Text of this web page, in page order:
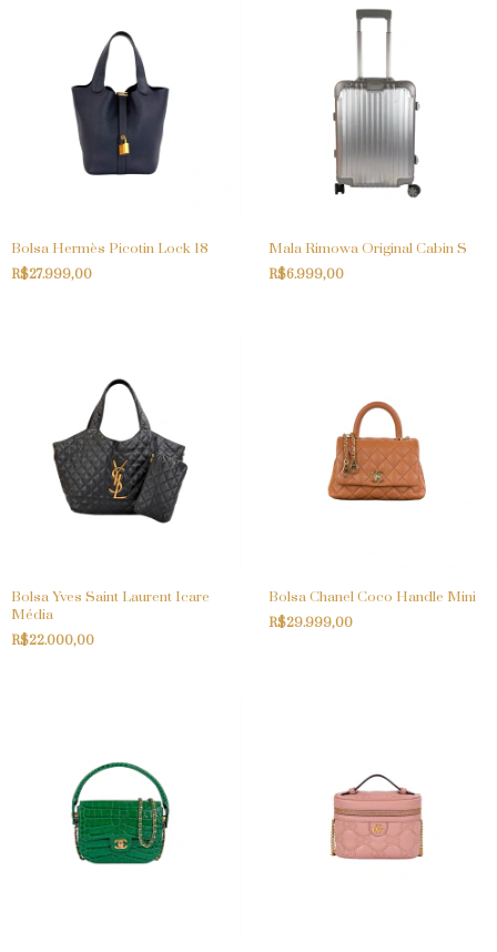
Bolsa Hermès Picotin Lock 18
R$27.999,00
Mala Rimowa Original Cabin S
R$6.999,00
Bolsa Yves Saint Laurent Icare
Média
R$22.000,00
Bolsa Chanel Coco Handle Mini
R$29.999,00